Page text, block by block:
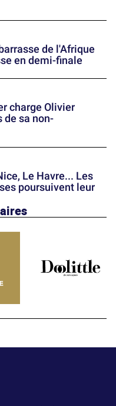
de l'Afrique
en demi-finale
charge Olivier
de sa non-
Le Havre... Les
poursuivent leur